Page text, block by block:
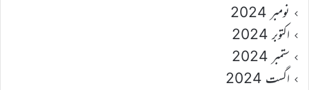
نومبر 2024
اکتوبر 2024
ستمبر 2024
اگست 2024